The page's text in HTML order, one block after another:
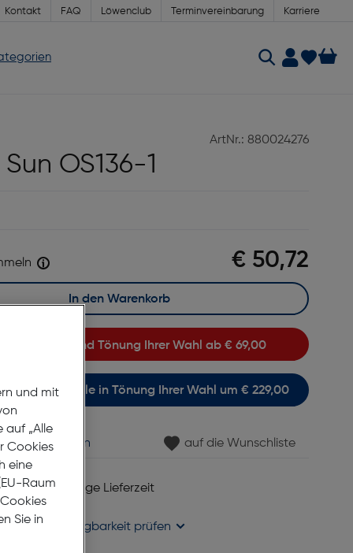
Kontakt FAQ Löwenclub Terminvereinbarung Karriere
ArtNr.: 880024276
OS136-1
€ 50,72
in Tönung Ihrer Wahl um € 229,00
Sehstärke und Tönung Ihrer Wahl ab€ 69,00
In den Warenkorb
vereinbaren auf die Wunschliste
6 bis 8 Werktage Lieferzeit
liefern
in
Verfügbarkeit prüfen
und mit
auf „Alle
Cookies
eine
Raum
Sie in